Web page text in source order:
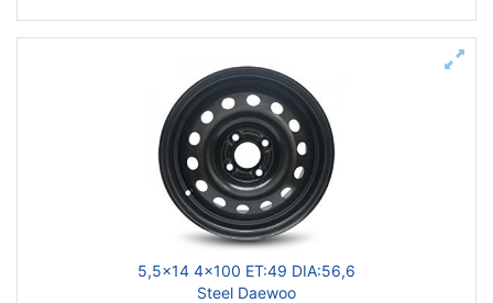
5,5x14 4x100 ET:49 DIA:56,6
Steel Daewoo